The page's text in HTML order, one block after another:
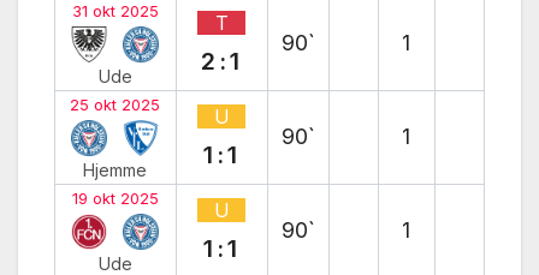
31 okt 2025
Ude
T
2:1
90` 1
25 okt 2025
Hjemme
U
1:1
90` 1
19 okt 2025
Ude
U
1:1
90` 1